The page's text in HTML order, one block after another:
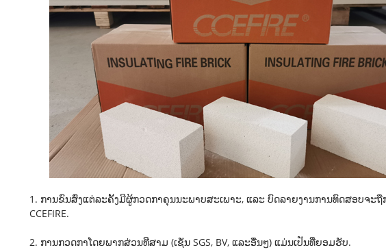
1. ການຂົນສົ່ງແຕ່ລະຄັ້ງມີຜູ້ກວດກາຄຸນນະພາບສະເພາະ, ແລະ ບົດລາຍງານການທົດສອບຈ
CCEFIRE.
2. ການກວດກາໂດຍພາກສ່ວນທີສາມ (ເຊັ່ນ SGS, BV, ແລະອື່ນໆ) ແມ່ນເປັນທີ່ຍອມຮັບ.